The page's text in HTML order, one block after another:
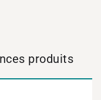
produits